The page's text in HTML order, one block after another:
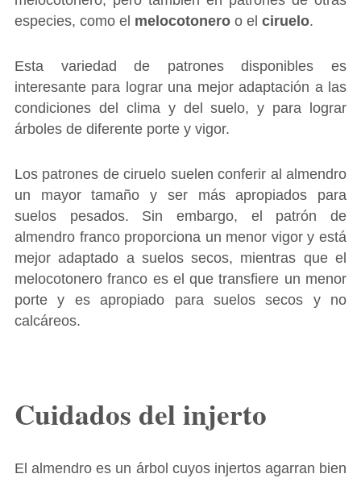
especies, como el melocotoneroo el ciruelo.
Esta variedad de patrones disponibles es
interesante para lograr una mejor adaptación a las
condiciones del clima y del suelo, y para lograr
árboles de diferente porte y vigor.
Los patrones de ciruelo suelen conferir al almendro
un mayor tamaño y ser más apropiados para
suelos pesados. Sin embargo, el patrón de
almendro franco proporciona un menor vigor y está
mejor adaptado a suelos secos, mientras que el
melocotonero franco es el que transfiere un menor
porte y es apropiado para suelos secos y no
calcáreos.
Cuidados del injerto
El almendro es un árbol cuyos injertos agarran bien